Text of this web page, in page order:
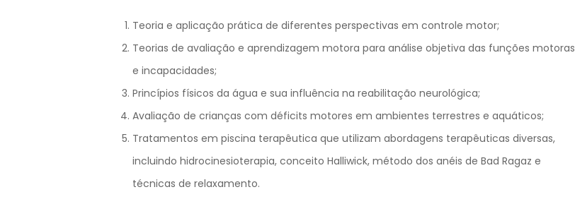
Teoria e aplicação prática de diferentes perspectivas em controle motor;
Teorias de avaliação e aprendizagem motora para análise objetiva das funções motoras
e incapacidades;
Princípios físicos da água e sua influência na reabilitação neurológica;
Avaliação de crianças com déficits motores em ambientes terrestres e aquáticos;
Tratamentos em piscina terapêutica que utilizam abordagens terapêuticas diversas,
incluindo hidrocinesioterapia, conceito Halliwick, método dos anéis de Bad Ragaz e
técnicas de relaxamento.